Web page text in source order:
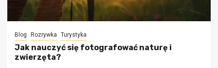
Blog Rozrywka Turystyka
Jak nauczyć się fotografować naturę i
zwierzęta?